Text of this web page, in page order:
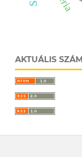
AKTUÁLIS SZÁM